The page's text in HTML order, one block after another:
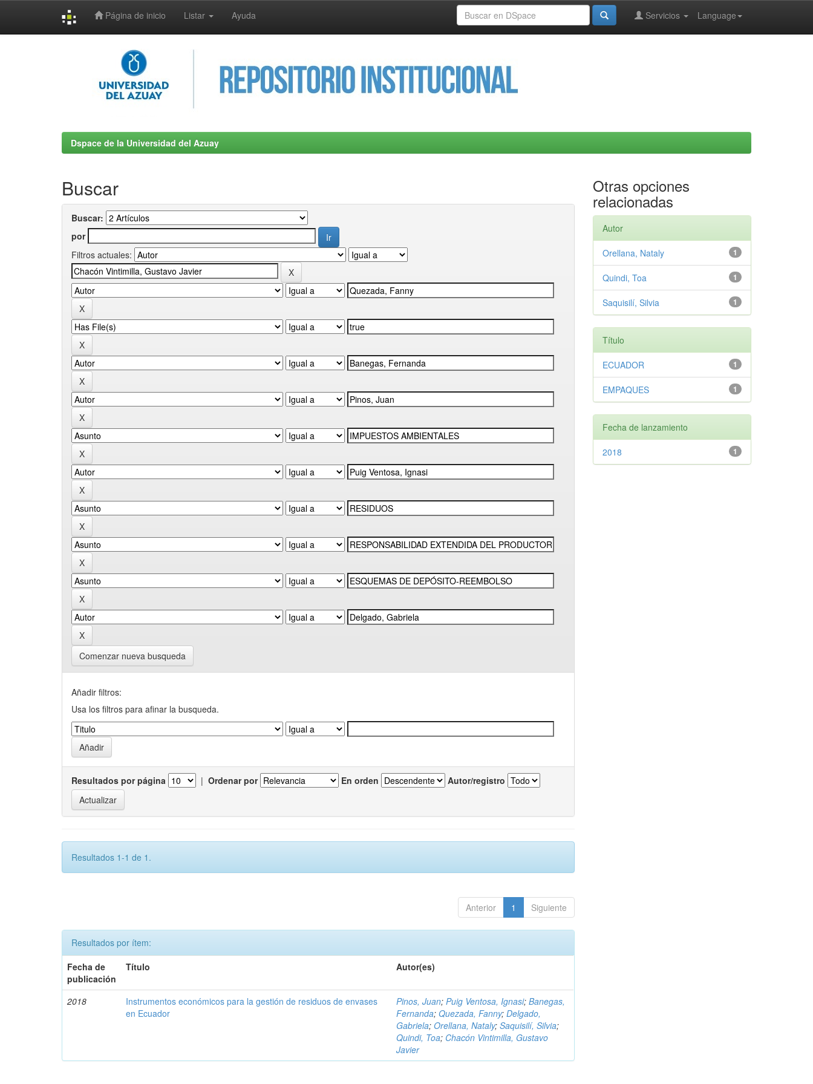
Página de inicio Listar Ayuda Language
Servicios
Dspace de la Universidad del Azuay
Buscar
Buscar:
por
Filtros actuales:
Comenzar nueva busqueda
Añadir filtros:
Usa los filtros para afinar la busqueda.
Resultados por página | Ordenar por En orden Autor/registro
Resultados 1-1 de 1.
Anterior 1 Siguiente
Resultados por ítem:
Fecha de
publicación
Título Autor(es)
2018
Instrumentos económicos para la gestión de residuos de envases
en Ecuador
Pinos, Juan;Puig Ventosa, Ignasi;Banegas,
Fernanda;Quezada, Fanny;Delgado,
Gabriela;Orellana, Nataly;Saquisilí, Silvia;
Quindi, Toa; Chacón Vintimilla, Gustavo
Javier
Otras opciones
relacionadas
Autor
1
Orellana, Nataly
1
Quindi, Toa
1
Saquisilí, Silvia
Título
1
ECUADOR
1
EMPAQUES
Fecha de lanzamiento
1
2018